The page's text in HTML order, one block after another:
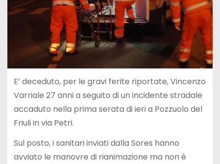
E’ deceduto, per le gravi ferite riportate, Vincenzo
Varriale 27 anni a seguito di un incidente stradale
accaduto nella prima serata di ieri a Pozzuolo del
Friuli in via Petri.
Sul posto, i sanitari inviati dalla Sores hanno
avviato le manovre di rianimazione ma non è